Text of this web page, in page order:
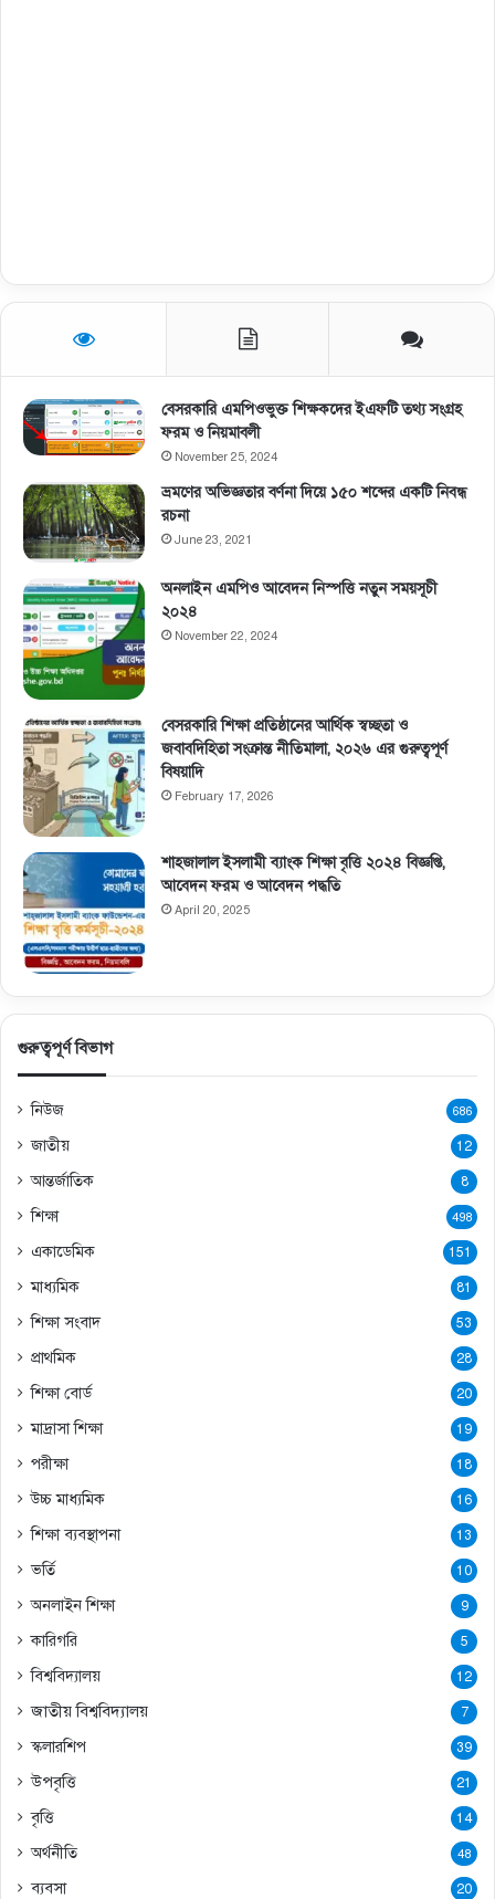
বেসরকারি এমপিওভুক্ত শিক্ষকদের ইএফটি তথ্য সংগ্রহ
ফরম ও নিয়মাবলী
November 25, 2024
ভ্রমণের অভিজ্ঞতার বর্ণনা দিয়ে ১৫০ শব্দের একটি নিবন্ধ
রচনা
June 23, 2021
অনলাইন এমপিও আবেদন নিস্পত্তি নতুন সময়সূচী
২০২৪
November 22, 2024
বেসরকারি শিক্ষা প্রতিষ্ঠানের আর্থিক স্বচ্ছতা ও
জবাবদিহিতা সংক্রান্ত নীতিমালা, ২০২৬ এর গুরুত্বপূর্ণ
বিষয়াদি
February 17, 2026
শাহজালাল ইসলামী ব্যাংক শিক্ষা বৃত্তি ২০২৪ বিজ্ঞপ্তি,
আবেদন ফরম ও আবেদন পদ্ধতি
April 20, 2025
গুরুত্বপূর্ণ বিভাগ
নিউজ 686
জাতীয় 12
আন্তর্জাতিক 8
শিক্ষা 498
একাডেমিক 151
মাধ্যমিক 81
শিক্ষা সংবাদ 53
প্রাথমিক 28
শিক্ষা বোর্ড 20
মাদ্রাসা শিক্ষা 19
পরীক্ষা 18
উচ্চ মাধ্যমিক 16
শিক্ষা ব্যবস্থাপনা 13
ভর্তি 10
অনলাইন শিক্ষা 9
কারিগরি 5
বিশ্ববিদ্যালয় 12
জাতীয় বিশ্ববিদ্যালয় 7
স্কলারশিপ 39
উপবৃত্তি 21
বৃত্তি 14
অর্থনীতি 48
ব্যবসা 20